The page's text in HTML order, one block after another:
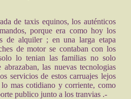
de taxis equinos, los auténticos
porque era como hoy los
de alquiler ; en una larga etapa
de motor se contaban con los
lo tenian las familias no solo
las nuevas tecnologias
servicios de estos carruajes lejos
mas cotidiano y corriente, como
publico junto a los tranvias .-